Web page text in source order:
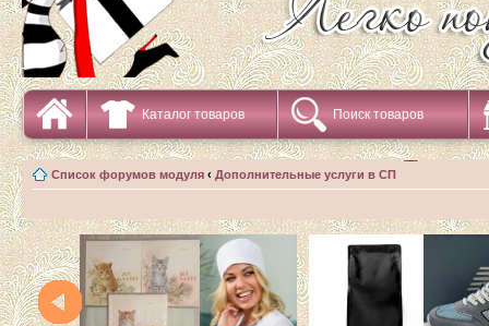
Каталог товаров Поиск товаров
Список форумов модуля ‹ Дополнительные услуги в СП